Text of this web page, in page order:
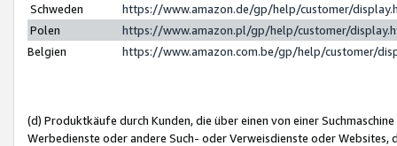
Schweden
https://www.amazon.de/gp/help/customer/
Polen
https://www.amazon.pl/gp/help/customer/
Belgien
https://www.amazon.com.be/gp/help/customer/
(d) Produktkäufe durch Kunden, die über einen von einer
Werbedienste oder andere Such- oder Verweisdienste oder Websites,